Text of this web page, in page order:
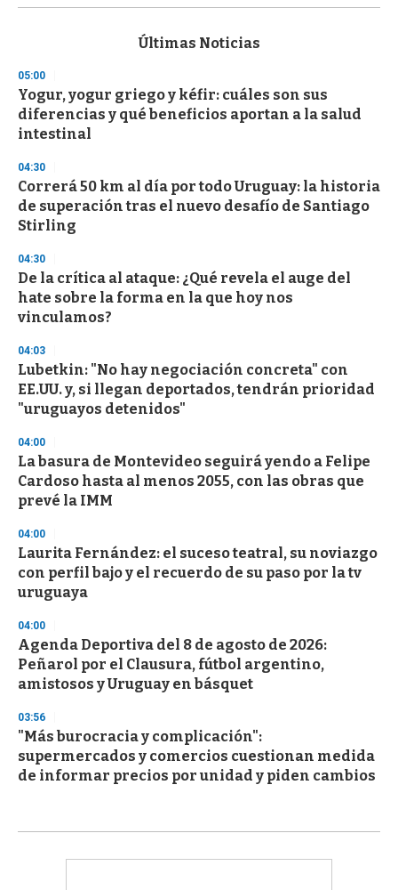
s
d
s
o
f
3
s
e
c
o
n
Últimas Noticias
05:00
Yogur, yogur griego y kéfir: cuáles son sus
diferencias y qué beneficios aportan a la salud
intestinal
04:30
Correrá 50 km al día por todo Uruguay: la historia
de superación tras el nuevo desafío de Santiago
Stirling
04:30
De la crítica al ataque: ¿Qué revela el auge del
hate sobre la forma en la que hoy nos
vinculamos?
04:03
Lubetkin: "No hay negociación concreta" con
EE.UU. y, si llegan deportados, tendrán prioridad
"uruguayos detenidos"
04:00
La basura de Montevideo seguirá yendo a Felipe
Cardoso hasta al menos 2055, con las obras que
prevé la IMM
04:00
Laurita Fernández: el suceso teatral, su noviazgo
con perfil bajo y el recuerdo de su paso por la tv
uruguaya
04:00
Agenda Deportiva del 8 de agosto de 2026:
Peñarol por el Clausura, fútbol argentino,
amistosos y Uruguay en básquet
03:56
"Más burocracia y complicación":
supermercados y comercios cuestionan medida
de informar precios por unidad y piden cambios